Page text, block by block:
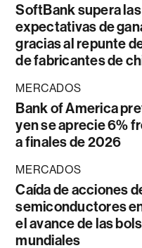
SoftBank supera las
expectativas de
gracias al repunte
de fabricantes de
MERCADOS
Bank of America
yen se aprecie 6%
a finales de 2026
MERCADOS
Caída de acciones
semiconductores
el avance de las
mundiales